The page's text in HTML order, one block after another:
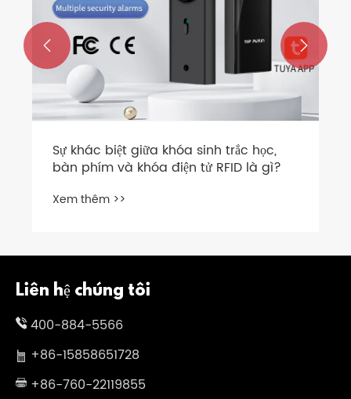
Sự khác biệt giữa khóa sinh trắc học,
bàn phím và khóa điện tử RFID là gì?
Xem thêm >>
 
Liên hệ chúng tôi
400-884-5566
+86-15858651728
+86-760-22119855